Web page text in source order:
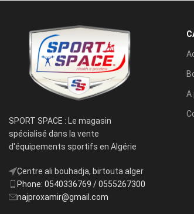
SPORT SPACE : Le magasin
spécialisé dans la vente
d'équipements sportifs en Algérie
ِCentre ali bouhadja, birtouta alger
Phone: 0540336769 / 0555267300
najproxamir@gmail.com
A